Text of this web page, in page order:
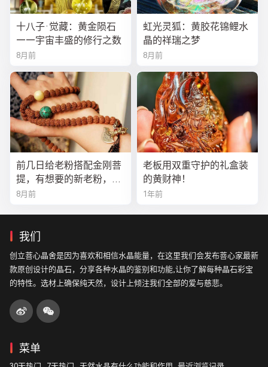
十八子·觉藏：黄金陨石
——宇宙丰盛的修行之数
8月前
虹光灵狐：黄胶花锦鲤水
晶的祥瑞之梦
8月前
前几日给老粉搭配金刚菩
提，有想要的新老粉，都
可以来排队
8月前
老板用双重守护的礼盒装
的黄财神！
1年前
我们
创立菩心晶舍是因为喜欢和相信水晶能量，在这里我们会发布菩心家最新
款原创设计的晶石，分享各种水晶的鉴别和功能,让你了解每种晶石彩宝
的特性。选材上确保纯天然，设计上倾注我们全部的爱与慈悲。
菜单